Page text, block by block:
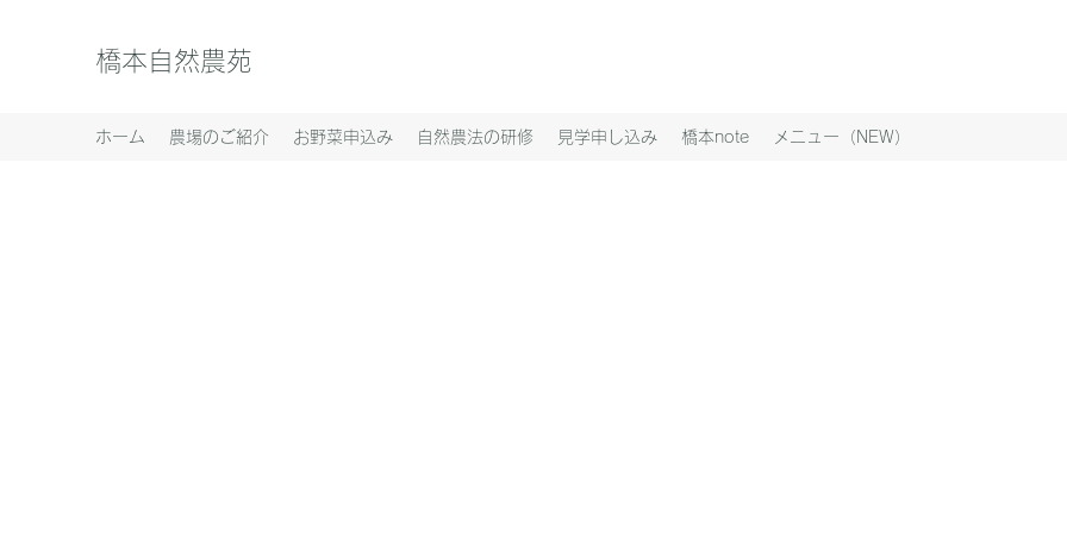
橋本自然農苑
ホーム 農場のご紹介 お野菜申込み 自然農法の研修 見学申し込み 橋本note メニュー（NEW）